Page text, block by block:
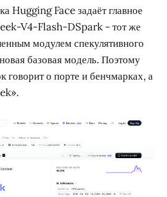
Hugging Face задаёт главное
V4-Flash-DSpark - тот же
модулем спекулятивного
базовая модель. Поэтому
говорит о порте и бенчмарках, а